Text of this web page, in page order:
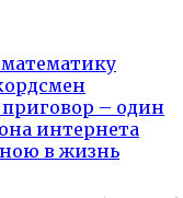
приговор – один
интернета
в жизнь